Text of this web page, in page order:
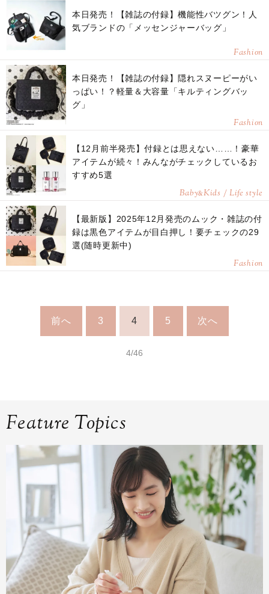
本日発売！【雑誌の付録】機能性バツグン！人
気ブランドの「メッセンジャーバッグ」
Fashion
本日発売！【雑誌の付録】隠れスヌーピーがい
っぱい！？軽量＆大容量「キルティングバッ
グ」
Fashion
【12月前半発売】付録とは思えない……！豪華
アイテムが続々！みんながチェックしているお
すすめ5選
Baby&Kids / Life style
【最新版】2025年12月発売のムック・雑誌の付
録は黒色アイテムが目白押し！要チェックの29
選(随時更新中)
Fashion
前へ 3 4 5 次へ
4/46
Feature Topics